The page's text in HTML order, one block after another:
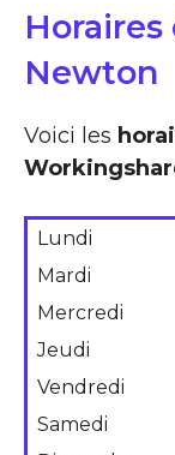
Newton
Voici les
Lundi
Mardi
Mercredi
Jeudi
Vendredi
Samedi